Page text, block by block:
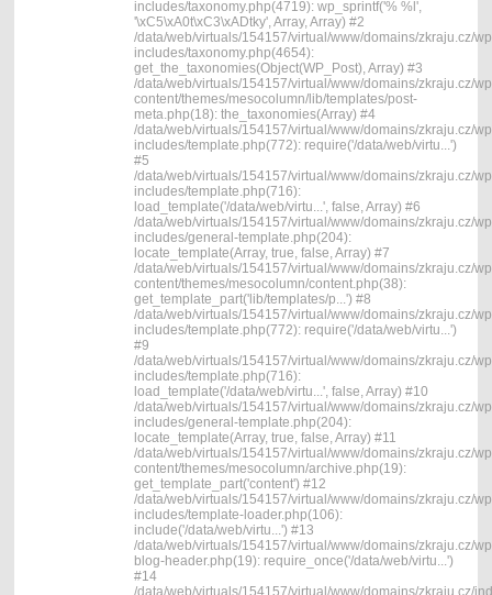
includes/taxonomy.php(4719): wp_sprintf('% %l',
'\xC5\xA0t\xC3\xADtky', Array, Array) #2
/data/web/virtuals/154157/virtual/www/domains/zkraju.cz/
includes/taxonomy.php(4654):
get_the_taxonomies(Object(WP_Post), Array) #3
/data/web/virtuals/154157/virtual/www/domains/zkraju.cz/
content/themes/mesocolumn/lib/templates/post-
meta.php(18): the_taxonomies(Array) #4
/data/web/virtuals/154157/virtual/www/domains/zkraju.cz/
includes/template.php(772): require('/data/web/virtu...')
#5
/data/web/virtuals/154157/virtual/www/domains/zkraju.cz/
includes/template.php(716):
load_template('/data/web/virtu...', false, Array) #6
/data/web/virtuals/154157/virtual/www/domains/zkraju.cz/
includes/general-template.php(204):
locate_template(Array, true, false, Array) #7
/data/web/virtuals/154157/virtual/www/domains/zkraju.cz/
content/themes/mesocolumn/content.php(38):
get_template_part('lib/templates/p...') #8
/data/web/virtuals/154157/virtual/www/domains/zkraju.cz/
includes/template.php(772): require('/data/web/virtu...')
#9
/data/web/virtuals/154157/virtual/www/domains/zkraju.cz/
includes/template.php(716):
load_template('/data/web/virtu...', false, Array) #10
/data/web/virtuals/154157/virtual/www/domains/zkraju.cz/
includes/general-template.php(204):
locate_template(Array, true, false, Array) #11
/data/web/virtuals/154157/virtual/www/domains/zkraju.cz/
content/themes/mesocolumn/archive.php(19):
get_template_part('content') #12
/data/web/virtuals/154157/virtual/www/domains/zkraju.cz/
includes/template-loader.php(106):
include('/data/web/virtu...') #13
/data/web/virtuals/154157/virtual/www/domains/zkraju.cz/
blog-header.php(19): require_once('/data/web/virtu...')
#14